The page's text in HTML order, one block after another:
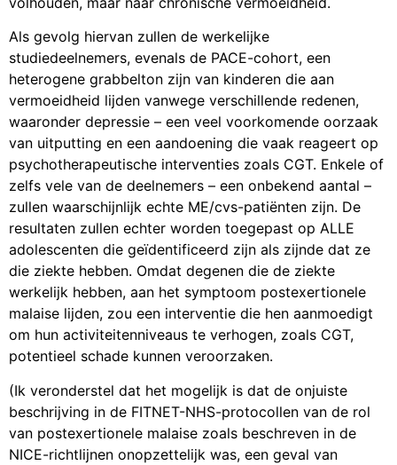
Als gevolg hiervan zullen de werkelijke
studiedeelnemers, evenals de PACE-cohort, een
heterogene grabbelton zijn van kinderen die aan
vermoeidheid lijden vanwege verschillende redenen,
waaronder depressie – een veel voorkomende oorzaak
van uitputting en een aandoening die vaak reageert op
psychotherapeutische interventies zoals CGT. Enkele of
zelfs vele van de deelnemers – een onbekend aantal –
zullen waarschijnlijk echte ME/cvs-patiënten zijn. De
resultaten zullen echter worden toegepast op ALLE
adolescenten die geïdentificeerd zijn als zijnde dat ze
die ziekte hebben. Omdat degenen die de ziekte
werkelijk hebben, aan het symptoom postexertionele
malaise lijden, zou een interventie die hen aanmoedigt
om hun activiteitenniveaus te verhogen, zoals CGT,
potentieel schade kunnen veroorzaken.
(Ik veronderstel dat het mogelijk is dat de onjuiste
beschrijving in de FITNET-NHS-protocollen van de rol
van postexertionele malaise zoals beschreven in de
NICE-richtlijnen onopzettelijk was, een geval van